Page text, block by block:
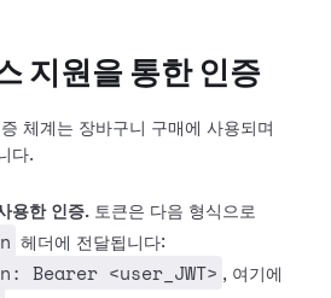
지원을 통한 인증
체계는 장바구니 구매에 사용되며
다.
용한 인증. 토큰은 다음 형식으로
헤더에 전달됩니다:
Bearer <user_JWT> , 여기에